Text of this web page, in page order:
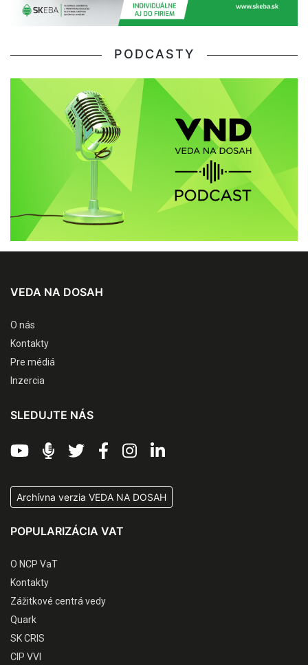
PODCASTY
VEDA NA DOSAH
O nás
Kontakty
Pre médiá
Inzercia
SLEDUJTE NÁS
Archívna verzia VEDA NA DOSAH
POPULARIZÁCIA VAT
O NCP VaT
Kontakty
Zážitkové centrá vedy
Quark
SK CRIS
CIP VVI